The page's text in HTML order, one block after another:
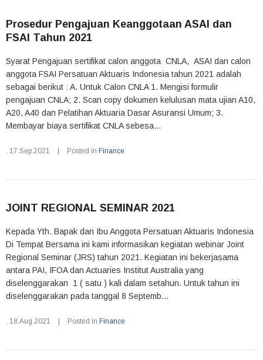
Prosedur Pengajuan Keanggotaan ASAI dan
FSAI Tahun 2021
Syarat Pengajuan sertifikat calon anggota CNLA, ASAI dan calon
anggota FSAI Persatuan Aktuaris Indonesia tahun 2021 adalah
sebagai berikut : A. Untuk Calon CNLA 1. Mengisi formulir
pengajuan CNLA; 2. Scan copy dokumen kelulusan mata ujian A10,
A20, A40 dan Pelatihan Aktuaria Dasar Asuransi Umum; 3.
Membayar biaya sertifikat CNLA sebesa...
, 17.Sep.2021 Posted in Finance
JOINT REGIONAL SEMINAR 2021
Kepada Yth. Bapak dan Ibu Anggota Persatuan Aktuaris Indonesia
Di Tempat Bersama ini kami informasikan kegiatan webinar Joint
Regional Seminar (JRS) tahun 2021. Kegiatan ini bekerjasama
antara PAI, IFOA dan Actuaries Institut Australia yang
diselenggarakan 1 ( satu ) kali dalam setahun. Untuk tahun ini
diselenggarakan pada tanggal 8 Septemb...
, 18.Aug.2021 Posted in Finance